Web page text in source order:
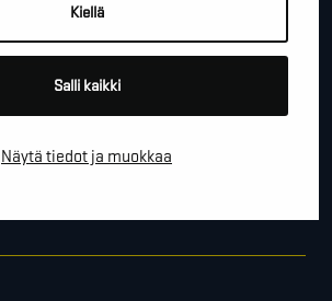
Kiellä
Salli kaikki
Näytä tiedot ja muokkaa